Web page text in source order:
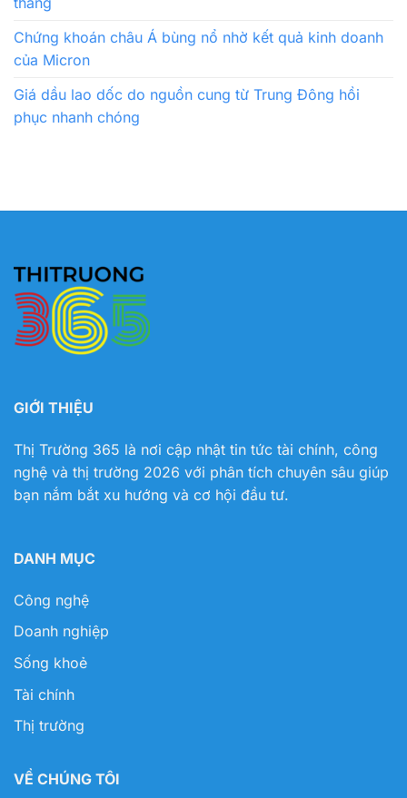
Chứng khoán châu Á bùng nổ nhờ kết quả kinh doanh
của Micron
Giá dầu lao dốc do nguồn cung từ Trung Đông hồi
phục nhanh chóng
GIỚI THIỆU
Thị Trường 365 là nơi cập nhật tin tức tài chính, công
nghệ và thị trường 2026 với phân tích chuyên sâu giúp
bạn nắm bắt xu hướng và cơ hội đầu tư.
DANH MỤC
Công nghệ
Doanh nghiệp
Sống khoẻ
Tài chính
Thị trường
VỀ CHÚNG TÔI